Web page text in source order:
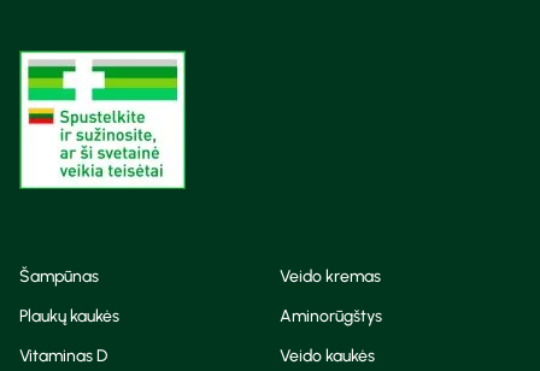
Šampūnas
Veido kremas
Plaukų kaukės
Aminorūgštys
Vitaminas D
Veido kaukės